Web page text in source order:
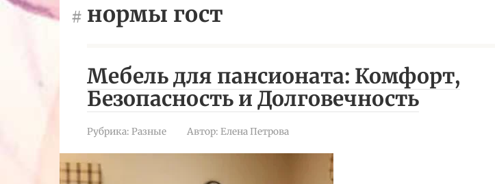
нормы гост
Мебель для пансионата: Комфорт,
Безопасность и Долговечность
Рубрика: Разные Автор: Елена Петрова